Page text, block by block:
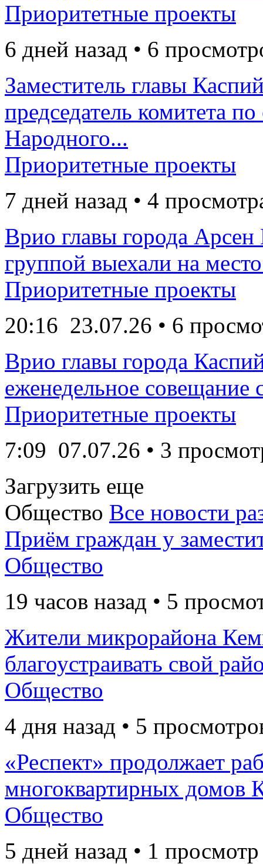
Приоритетные проекты
6 дней назад • 6
Заместитель главы
председатель комитета
Народного...
Приоритетные проекты
7 дней назад • 4
Врио главы города
группой выехали на
Приоритетные проекты
20:16 23.07.26 • 6
Врио главы города
еженедельное совещание
Приоритетные проекты
7:09 07.07.26 • 3
Загрузить еще
Общество Все новости
Приём граждан у
Общество
19 часов назад • 5
Жители микрорайона
благоустраивать свой
Общество
4 дня назад • 5
«Респект» продолжает
многоквартирных домов
Общество
5 дней назад • 1 просмотр